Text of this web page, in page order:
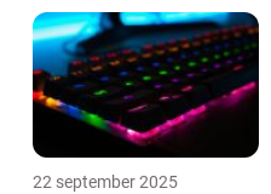
22 september 2025